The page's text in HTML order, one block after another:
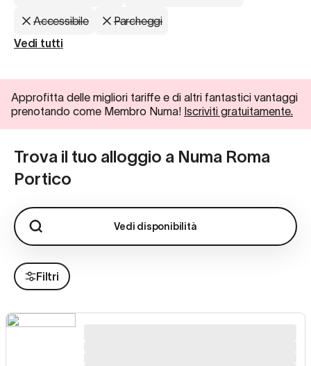
Accessibile
Parcheggi
Vedi tutti
Approfitta delle migliori tariffe e di altri fantastici vantaggi
prenotando come Membro Numa! Iscriviti gratuitamente.
Trova il tuo alloggio a Numa Roma
Portico
Vedi disponibilità
Filtri